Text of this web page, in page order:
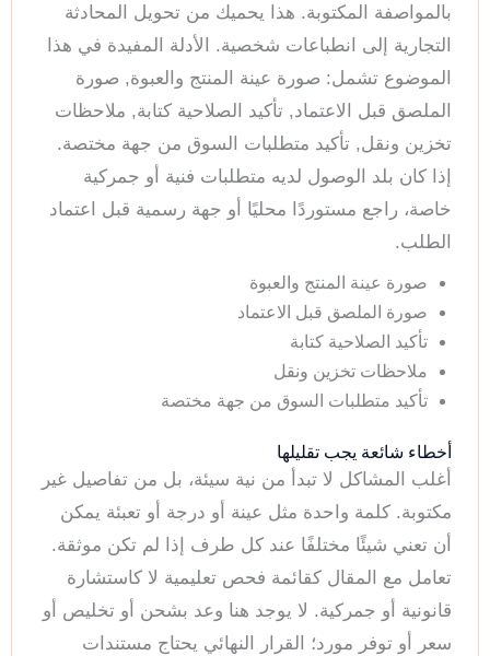
بالمواصفة المكتوبة. هذا يحميك من تحويل المحادثة
التجارية إلى انطباعات شخصية. الأدلة المفيدة في هذا
الموضوع تشمل: صورة عينة المنتج والعبوة, صورة
الملصق قبل الاعتماد, تأكيد الصلاحية كتابة, ملاحظات
تخزين ونقل, تأكيد متطلبات السوق من جهة مختصة.
إذا كان بلد الوصول لديه متطلبات فنية أو جمركية
خاصة، راجع مستوردًا محليًا أو جهة رسمية قبل اعتماد
الطلب.
صورة عينة المنتج والعبوة
صورة الملصق قبل الاعتماد
تأكيد الصلاحية كتابة
ملاحظات تخزين ونقل
تأكيد متطلبات السوق من جهة مختصة
أخطاء شائعة يجب تقليلها
أغلب المشاكل لا تبدأ من نية سيئة، بل من تفاصيل غير
مكتوبة. كلمة واحدة مثل عينة أو درجة أو تعبئة يمكن
أن تعني شيئًا مختلفًا عند كل طرف إذا لم تكن موثقة.
تعامل مع المقال كقائمة فحص تعليمية لا كاستشارة
قانونية أو جمركية. لا يوجد هنا وعد بشحن أو تخليص أو
سعر أو توفر مورد؛ القرار النهائي يحتاج مستندات